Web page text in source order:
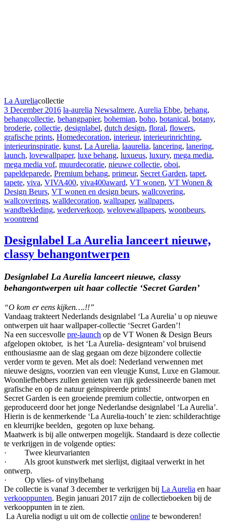
La Aureliacollectie
3 December 2016 la-aurelia Newsalmere, Aurelia Ebbe, behang,
behangcollectie, behangpapier, bohemian, boho, botanical, botany,
broderie, collectie, designlabel, dutch design, floral, flowers,
grafische prints, Homedecoration, interieur, interieurinrichting,
interieurinspiratie, kunst, La Aurelia, laaurelia, lancering, lanering,
launch, lovewallpaper, luxe behang, luxueus, luxury, mega media,
mega media vof, muurdecoratie, nieuwe collectie, oboi,
papeldeparede, Premium behang, primeur, Secret Garden, tapet,
tapete, viva, VIVA400, viva400award, VT wonen, VT Wonen &
Design Beurs, VT wonen en design beurs, wallcovering,
wallcoverings, walldecoration, wallpaper, wallpapers,
wandbekleding, wederverkoop, welovewallpapers, woonbeurs,
woontrend
Designlabel La Aurelia lanceert nieuwe,
classy behangontwerpen
Designlabel La Aurelia lanceert nieuwe, classy
behangontwerpen uit haar collectie ‘Secret Garden’
“O kom er eens kijken….!!”
Vandaag trakteert Nederlands designlabel ‘La Aurelia’ u op nieuwe
ontwerpen uit haar wallpaper-collectie ‘Secret Garden’!
Na een succesvolle pre-launch op de VT Wonen & Design Beurs
afgelopen oktober, is het ‘La Aurelia- designteam’ vol bruisend
enthousiasme aan de slag gegaan om deze bijzondere collectie
verder vorm te geven. Met als doel: Nederland verwennen met
nieuwe designs, voorzien van een vleugje Kunst, Luxe en Glamour.
Woonliefhebbers zullen genieten van rijk gedessineerde banen met
grafische en op de natuur geïnspireerde prints!
Secret Garden is een groeiende premium collectie, ontworpen en
geproduceerd door het jonge Nederlandse designlabel ‘La Aurelia’.
Hierin is de kenmerkende ‘La Aurelia-touch’ te zien: schilderachtige
en kleurrijke beelden, gegoten op luxe behang.
Maatwerk is bij alle ontwerpen mogelijk. Standaard is deze collectie
te verkrijgen in de volgende opties:
· Twee kleurvarianten
· Als groot kunstwerk met sierlijst, digitaal verwerkt in het
ontwerp.
· Op vlies- of vinylbehang
De collectie is vanaf 3 december te verkrijgen bij La Aurelia en haar
verkooppunten. Begin januari 2017 zijn de collectieboeken bij de
verkooppunten in te zien.
La Aurelia nodigt u uit om de collectie online te bewonderen!